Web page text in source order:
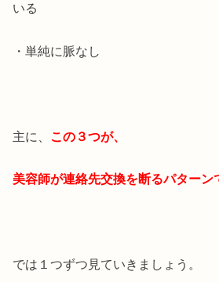
いる
・単純に脈なし
主に、 この３つが、
美容師が連絡先交換を断るパターン
では１つずつ見ていきましょう。